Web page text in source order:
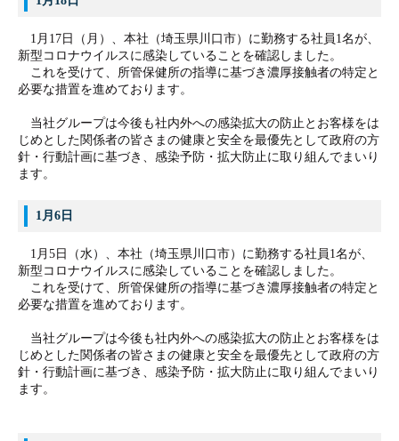
1月17日（月）、本社（埼玉県川口市）に勤務する社員1名が、
新型コロナウイルスに感染していることを確認しました。
これを受けて、所管保健所の指導に基づき濃厚接触者の特定と
必要な措置を進めております。
当社グループは今後も社内外への感染拡大の防止とお客様をは
じめとした関係者の皆さまの健康と安全を最優先として政府の方
針・行動計画に基づき、感染予防・拡大防止に取り組んでまいり
ます。
1月6日
1月5日（水）、本社（埼玉県川口市）に勤務する社員1名が、
新型コロナウイルスに感染していることを確認しました。
これを受けて、所管保健所の指導に基づき濃厚接触者の特定と
必要な措置を進めております。
当社グループは今後も社内外への感染拡大の防止とお客様をは
じめとした関係者の皆さまの健康と安全を最優先として政府の方
針・行動計画に基づき、感染予防・拡大防止に取り組んでまいり
ます。